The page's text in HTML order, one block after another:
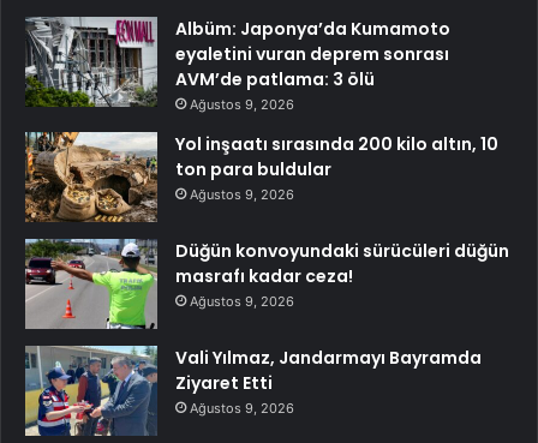
Albüm: Japonya’da Kumamoto
eyaletini vuran deprem sonrası
AVM’de patlama: 3 ölü
Ağustos 9, 2026
Yol inşaatı sırasında 200 kilo altın, 10
ton para buldular
Ağustos 9, 2026
Düğün konvoyundaki sürücüleri düğün
masrafı kadar ceza!
Ağustos 9, 2026
Vali Yılmaz, Jandarmayı Bayramda
Ziyaret Etti
Ağustos 9, 2026